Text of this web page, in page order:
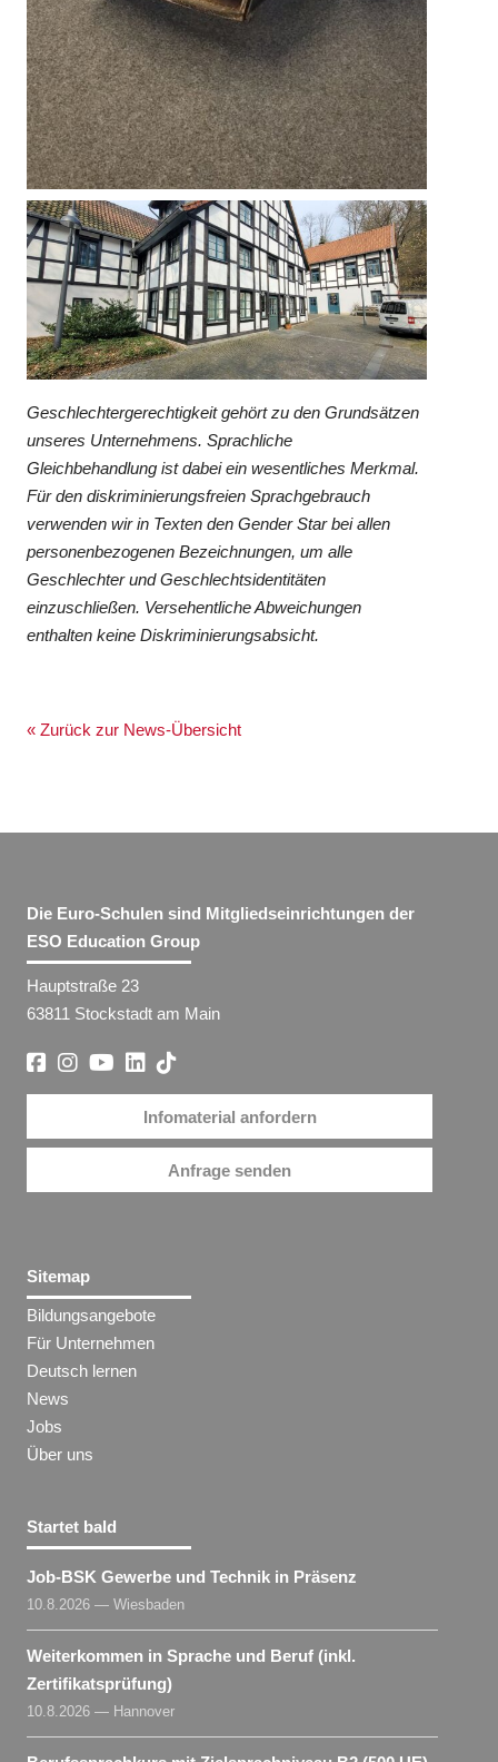
Geschlechtergerechtigkeit gehört zu den Grundsätzen
unseres Unternehmens. Sprachliche
Gleichbehandlung ist dabei ein wesentliches Merkmal.
Für den diskriminierungsfreien Sprachgebrauch
verwenden wir in Texten den Gender Star bei allen
personenbezogenen Bezeichnungen, um alle
Geschlechter und Geschlechtsidentitäten
einzuschließen. Versehentliche Abweichungen
enthalten keine Diskriminierungsabsicht.
« Zurück zur News-Übersicht
Die Euro-Schulen sind Mitgliedseinrichtungen der
ESO Education Group
Hauptstraße 23
63811 Stockstadt am Main
Infomaterial anfordern
Anfrage senden
Sitemap
Bildungsangebote
Für Unternehmen
Deutsch lernen
News
Jobs
Über uns
Startet bald
Job-BSK Gewerbe und Technik in Präsenz
10.8.2026 — Wiesbaden
Weiterkommen in Sprache und Beruf (inkl.
Zertifikatsprüfung)
10.8.2026 — Hannover